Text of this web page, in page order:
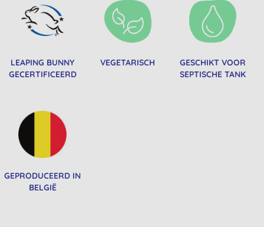
LEAPING BUNNY
GECERTIFICEERD
VEGETARISCH
GESCHIKT VOOR
SEPTISCHE TANK
GEPRODUCEERD IN
BELGIË